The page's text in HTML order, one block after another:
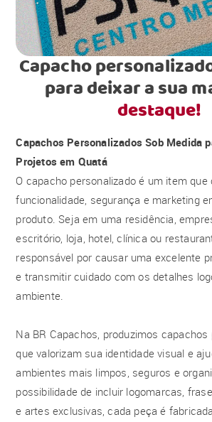
Capacho
para deixar a sua
destaque!
Capachos Personalizados Sob Medida
Projetos em Quatá
O capacho personalizado é um item que
funcionalidade, segurança e marketing
produto. Seja em uma residência,
escritório, loja, hotel, clínica ou
responsável por causar uma excelente
e transmitir cuidado com os detalhes
ambiente.
Na BR Capachos, produzimos capachos
que valorizam sua identidade visual e
ambientes mais limpos, seguros e
possibilidade de incluir logomarcas,
e artes exclusivas, cada peça é